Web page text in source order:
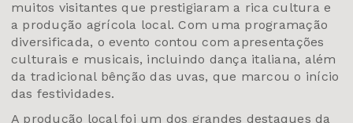
muitos visitantes que prestigiaram a rica cultura e
a produção agrícola local. Com uma programação
diversificada, o evento contou com apresentações
culturais e musicais, incluindo dança italiana, além
da tradicional bênção das uvas, que marcou o início
das festividades.
A produção local foi um dos grandes destaques da